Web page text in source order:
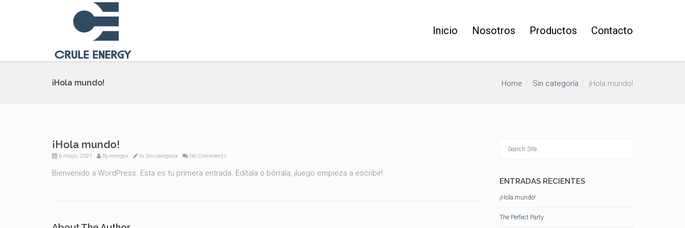
Inicio Nosotros Productos Contacto
¡Hola mundo! Home Sin categoría ¡Hola mundo!
¡Hola mundo!
6 mayo, 2021 By energyx In Sin categoría No Comments
Bienvenido a WordPress. Esta es tu primera entrada. Edítala o bórrala, ¡luego empieza a escribir!
ENTRADAS RECIENTES
¡Hola mundo!
The Perfect Party